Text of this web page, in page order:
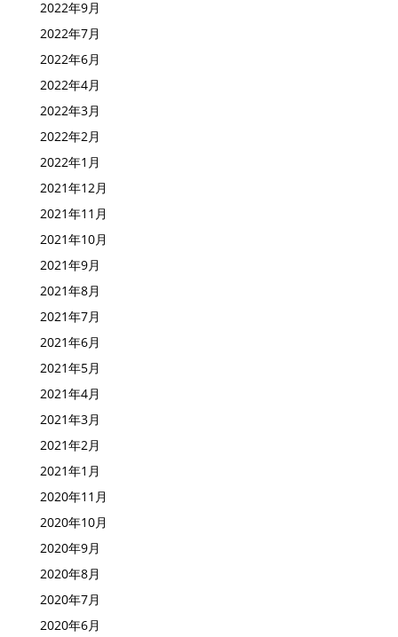
2022年10月
2022年9月
2022年7月
2022年6月
2022年4月
2022年3月
2022年2月
2022年1月
2021年12月
2021年11月
2021年10月
2021年9月
2021年8月
2021年7月
2021年6月
2021年5月
2021年4月
2021年3月
2021年2月
2021年1月
2020年11月
2020年10月
2020年9月
2020年8月
2020年7月